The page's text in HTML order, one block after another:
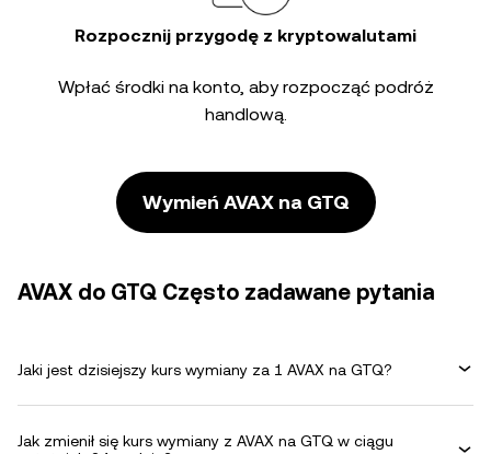
Rozpocznij przygodę z kryptowalutami
Wpłać środki na konto, aby rozpocząć podróż
handlową.
Wymień AVAX na GTQ
AVAX do GTQ Często zadawane pytania
Jaki jest dzisiejszy kurs wymiany za 1 AVAX na GTQ?
Jak zmienił się kurs wymiany z AVAX na GTQ w ciągu